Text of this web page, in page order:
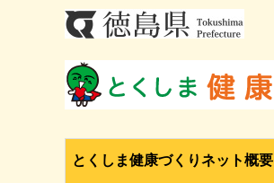
とくしま健康づくりネット概要